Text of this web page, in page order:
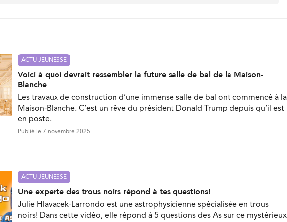
ACTU JEUNESSE
Voici à quoi devrait ressembler la future salle de bal de la Maison-
Blanche
Les travaux de construction d’une immense salle de bal ont commencé à la
Maison-Blanche. C’est un rêve du président Donald Trump depuis qu’il est
en poste.
Publié le 7 novembre 2025
ACTU JEUNESSE
Une experte des trous noirs répond à tes questions!
Julie Hlavacek-Larrondo est une astrophysicienne spécialisée en trous
noirs! Dans cette vidéo, elle répond à 5 questions des As sur ce mystérieux